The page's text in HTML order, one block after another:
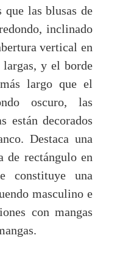
que las blusas de
inclinado
vertical en
largas, y el borde
largo que el
oscuro, las
están decorados
Destaca una
de rectángulo en
constituye una
masculino e
con mangas